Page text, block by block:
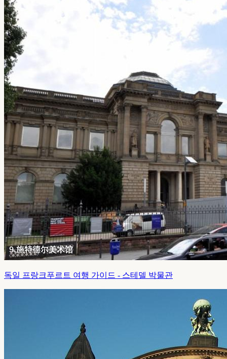
독일 프랑크푸르트 여행 가이드 - 스테델 박물관